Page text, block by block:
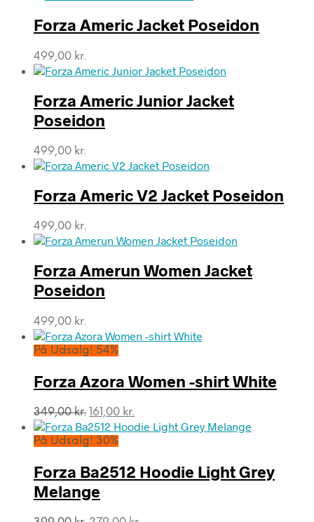
var:
349,00 kr..
er:
179,00 kr..
Forza Americ Jacket Poseidon
499,00 kr.
Forza Americ Junior Jacket
Poseidon
499,00 kr.
Forza Americ V2 Jacket Poseidon
499,00 kr.
Forza Amerun Women Jacket
Poseidon
499,00 kr.
På Udsalg! 54%
Forza Azora Women -shirt White
349,00kr. Den
oprindelige
pris
349,00 kr..
161,00 kr.
aktuelle
161,00 kr..
På Udsalg! 30%
Forza Ba2512 Hoodie Light Grey
Melange